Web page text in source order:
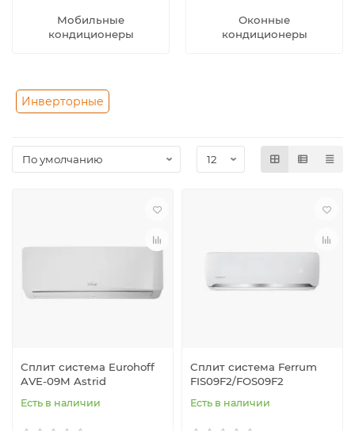
Мобильные
кондиционеры
Оконные
кондиционеры
Инверторные
Сплит система Eurohoff
AVE-09M Astrid
Есть в наличии
Сплит система Ferrum
FIS09F2/FOS09F2
Есть в наличии